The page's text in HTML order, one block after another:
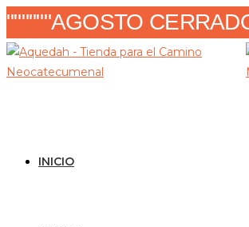
Ir
al
contenido
""""""AGOSTO
INICIO